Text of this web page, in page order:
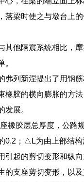
落梁时使之与墩台上
其他隔震系统相比，
。
弗列新涅提出了用钢
橡胶的横向膨胀的方
发展。
橡胶层总厚度，公路
0.2；△L为由上部结构
引起的剪切变形和纵
的支座剪切变形，以